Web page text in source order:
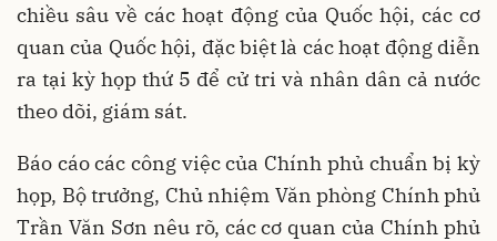
chiều sâu về các hoạt động của Quốc hội, các cơ
quan của Quốc hội, đặc biệt là các hoạt động diễn
ra tại kỳ họp thứ 5 để cử tri và nhân dân cả nước
theo dõi, giám sát.
Báo cáo các công việc của Chính phủ chuẩn bị kỳ
họp, Bộ trưởng, Chủ nhiệm Văn phòng Chính phủ
Trần Văn Sơn nêu rõ, các cơ quan của Chính phủ